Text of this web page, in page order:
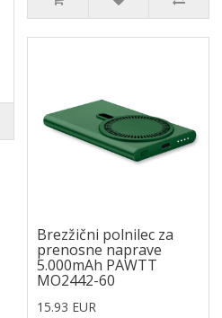
Brezžični polnilec za
prenosne naprave
5.000mAh PAWTT
MO2442-60
15.93 EUR